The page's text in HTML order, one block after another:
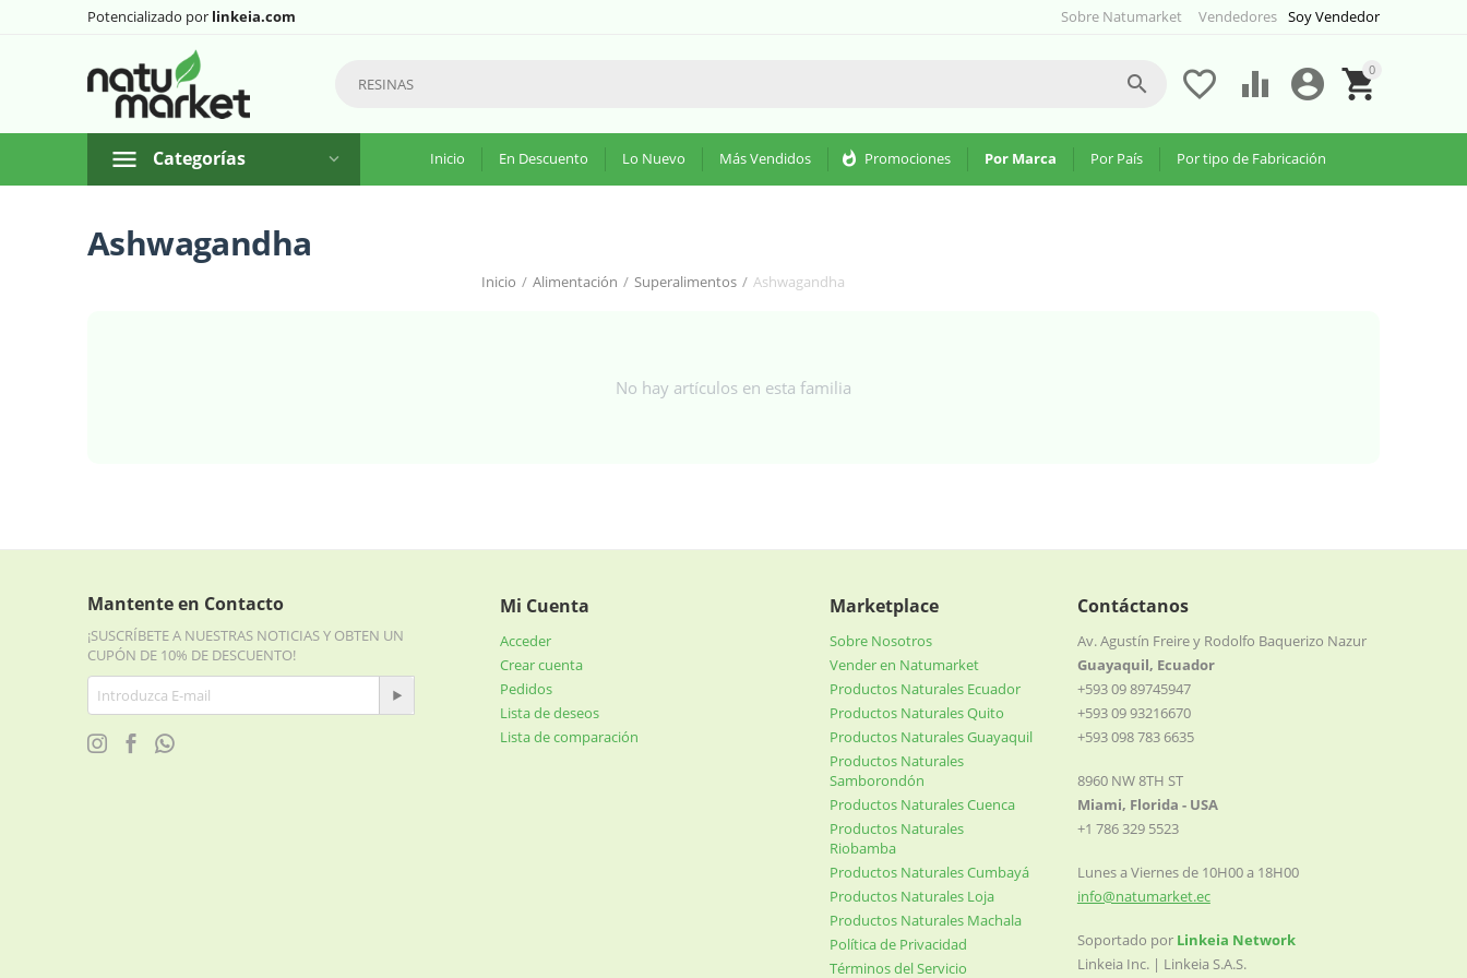
Potencializado por linkeia.com Soy Vendedor
Sobre Natumarket Vendedores
0


 

Categorías Inicio En Descuento Lo Nuevo Más Vendidos whatshot Promociones Por Marca Por País Por tipo de Fabricación
Ashwagandha
Inicio / Alimentación / Superalimentos / Ashwagandha
No hay artículos en esta familia
Mantente en Contacto
¡SUSCRÍBETE A NUESTRAS NOTICIAS Y OBTEN UN
CUPÓN DE 10% DE DESCUENTO!
Mi Cuenta
Acceder
Crear cuenta
Pedidos
Lista de deseos
Lista de comparación
Marketplace
Sobre Nosotros
Vender en Natumarket
Productos Naturales Ecuador
Productos Naturales Quito
Productos Naturales Guayaquil
Productos Naturales
Samborondón
Productos Naturales Cuenca
Productos Naturales
Riobamba
Productos Naturales Cumbayá
Productos Naturales Loja
Productos Naturales Machala
Política de Privacidad
Términos del Servicio
Contáctanos
Av. Agustín Freire y Rodolfo Baquerizo Nazur
Guayaquil, Ecuador
+593 09 89745947
+593 09 93216670
+593 098 783 6635
8960 NW 8TH ST
Miami, Florida - USA
+1 786 329 5523
Lunes a Viernes de 10H00 a 18H00
info@natumarket.ec
Soportado por Linkeia Network
Linkeia Inc. | Linkeia S.A.S.